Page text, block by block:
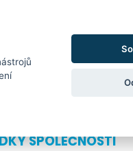
WEB SPOLEČNOSTI
SPOLEČNOSTI